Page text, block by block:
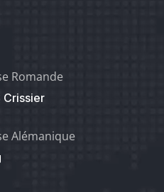
Romande
Crissier
Alémanique